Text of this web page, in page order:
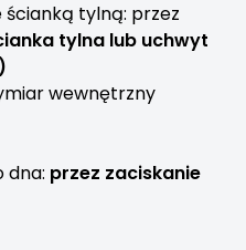
ścianką tylną: przez
tylna lub uchwyt
wewnętrzny
dna: przez zaciskanie